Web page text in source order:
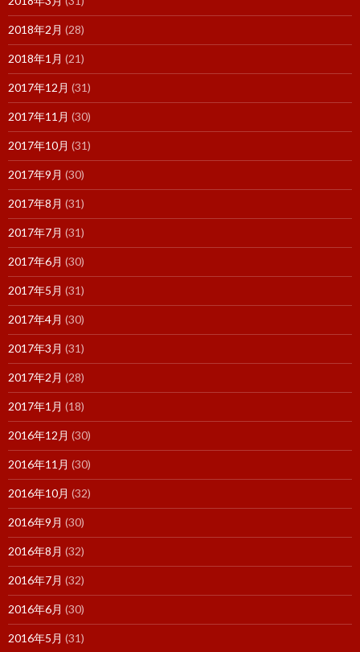
2018年2月 (28)
2018年1月 (21)
2017年12月 (31)
2017年11月 (30)
2017年10月 (31)
2017年9月 (30)
2017年8月 (31)
2017年7月 (31)
2017年6月 (30)
2017年5月 (31)
2017年4月 (30)
2017年3月 (31)
2017年2月 (28)
2017年1月 (18)
2016年12月 (30)
2016年11月 (30)
2016年10月 (32)
2016年9月 (30)
2016年8月 (32)
2016年7月 (32)
2016年6月 (30)
2016年5月 (31)